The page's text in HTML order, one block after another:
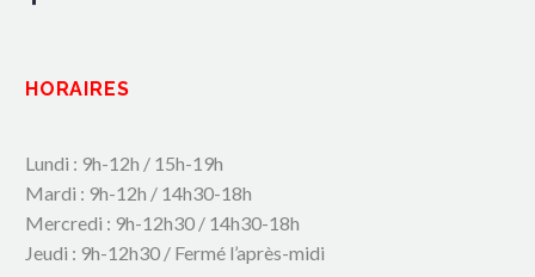
HORAIRES
Lundi : 9h-12h / 15h-19h
Mardi : 9h-12h / 14h30-18h
Mercredi : 9h-12h30 / 14h30-18h
Jeudi : 9h-12h30 / Fermé l’après-midi